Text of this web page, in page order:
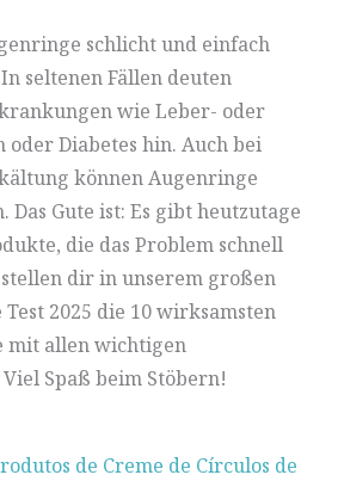
schlicht und einfach
seltenen Fällen deuten
wie Leber- oder
Diabetes hin. Auch bei
können Augenringe
Gute ist: Es gibt heutzutage
die das Problem schnell
dir in unserem großen
2025 die 10 wirksamsten
mit allen wichtigen
Spaß beim Stöbern!
de Creme de Círculos de